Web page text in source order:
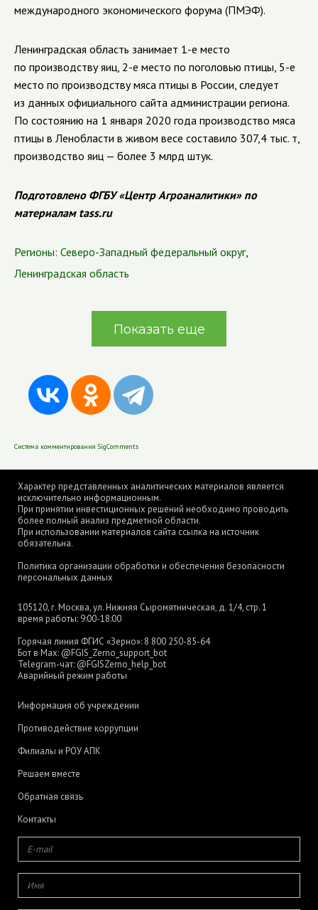
международного экономического форума (ПМЭФ).
Ленинградская область занимает 1-е место
по производству яиц, 2-е место по поголовью птицы, 5-е
место по производству мяса птицы в России, следует
из данных официального сайта администрации региона.
По состоянию на 1 января 2020 года производство мяса
птицы в Ленобласти в живом весе составило 307,4 тыс. т,
производство яиц — более 3 млрд штук.
Подготовлено ФГБУ «Центр Агроаналитики» по
материалам tass.ru
Регионы: Северо-Западный федеральный округ,
Ленинградская область
Показать еще
Система комментирования SigComments
Характер представленных аналитических материалов является
исключительно информационным.
При принятии инвестиционных решений необходимо проводить
более полный анализ предметной области.
При использовании материалов сайта ссылка на источник
обязательна.
Политика организации обработки и обеспечения безопасности
персональных данных
105120, г. Москва, ул. Нижняя Сыромятническая, д. 1/4, стр. 1
время работы: 9:00-18:00
Горячая линия ФГИС «Зерно»: 8 800 250-85-64
Бот в Max: @FGIS_Zerno_support_bot
Telegram-чат: @FGISZerno_help_bot
Аварийный режим работы
Информация об учреждении
Противодействие коррупции
Филиалы и РОУ АПК
Решаем вместе
Обратная связь
Контакты